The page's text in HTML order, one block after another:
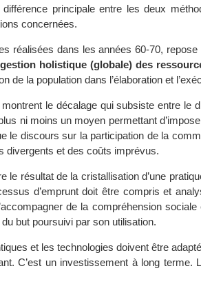
différence principale entre les deux
concernées.
réalisées dans les années 60-70, repose
holistique (globale) des
de la population dans l’élaboration et
le décalage qui subsiste entre le
ni moins un moyen permettant
le discours sur la participation de la
divergents et des coûts imprévus.
le résultat de la cristallisation d’une
d’emprunt doit être compris et
de la compréhension
but poursuivi par son utilisation.
et les technologies doivent être
C’est un investissement à long terme.